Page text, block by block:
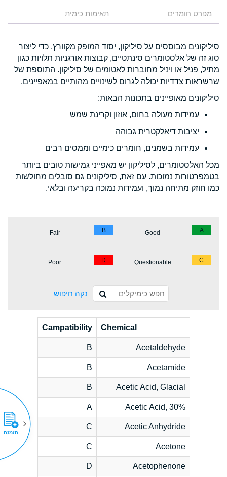
מפרט חומרים תאימות כימית
סיליקונים מבוססים על סיליקון, יסוד המופק מקוורץ. כדי ליצור
סוג זה של אלסטומרים סינתטיים, קבוצות אורגניות תלויות כגון
מתיל, פניל או ויניל מחוברות לאטומים של סיליקון. התוספת של
שרשראות צדדיות יכולה לגרום לשינויים מהותיים במאפיינים.
סיליקונים מאופיינים בתכונות הבאות:
עמידות מעולה בחום, אוזון וקרינת שמש
יציבות דיאלקטרית גבוהה
עמידות בשמנים, חומרים כימיים וממסים רבים
מכל האלסטומרים, לסיליקון יש מאפייני גמישות טובים ביותר
בטמפרטורות נמוכות. עם זאת, סיליקונים גם סובלים מחולשות
כמו חוזק מתיחה נמוך, ועמידות נמוכה בקריעה ובלאי.
A
Good
B
Fair
C
Questionable
D
Poor
נקה חיפוש
Chemical
Campatibility
Acetaldehyde
B
Acetamide
B
Acetic Acid, Glacial
B
Acetic Acid, 30%
A
Acetic Anhydride
C
Acetone
C
Acetophenone
D
הזמנה